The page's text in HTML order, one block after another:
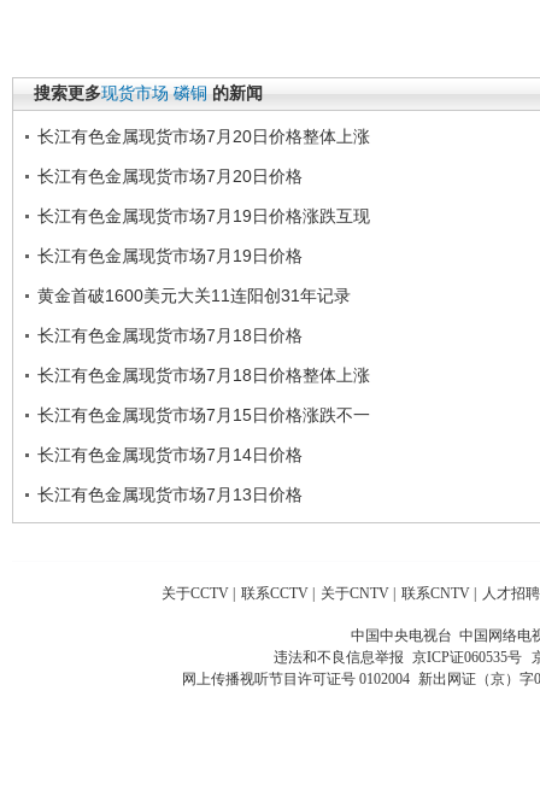
搜索更多现货市场 磷铜 的新闻
长江有色金属现货市场7月20日价格整体上涨
长江有色金属现货市场7月20日价格
长江有色金属现货市场7月19日价格涨跌互现
长江有色金属现货市场7月19日价格
黄金首破1600美元大关11连阳创31年记录
长江有色金属现货市场7月18日价格
长江有色金属现货市场7月18日价格整体上涨
长江有色金属现货市场7月15日价格涨跌不一
长江有色金属现货市场7月14日价格
长江有色金属现货市场7月13日价格
关于CCTV | 联系CCTV | 关于CNTV | 联系CNTV | 人才招聘
中国中央电视台 中国网络电
违法和不良信息举报 京ICP证060535号
网上传播视听节目许可证号 0102004 新出网证（京）